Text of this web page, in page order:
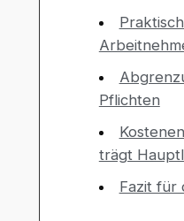
Pflichten
trägt
Fazit für